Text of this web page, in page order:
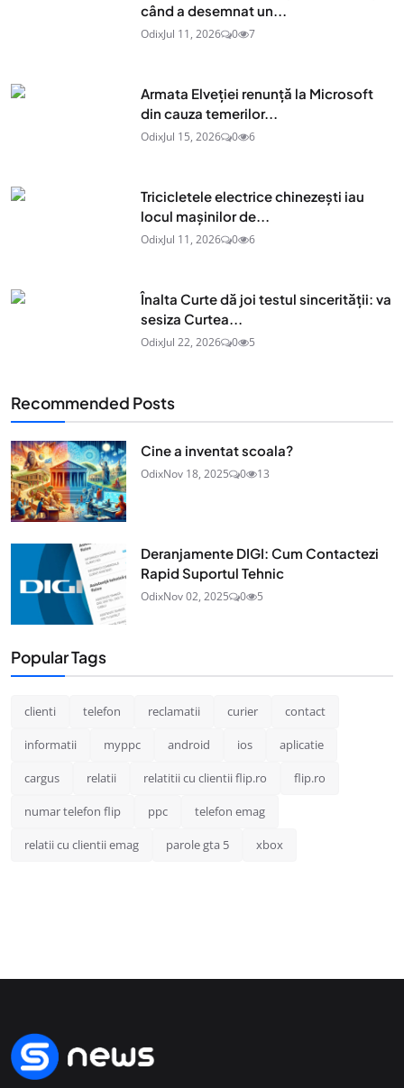
când a desemnat un...
OdixJul 11, 2026 0 7
Armata Elveției renunță la Microsoft
din cauza temerilor...
OdixJul 15, 2026 0 6
Tricicletele electrice chinezești iau
locul mașinilor de...
OdixJul 11, 2026 0 6
Înalta Curte dă joi testul sincerității: va
sesiza Curtea...
OdixJul 22, 2026 0 5
Recommended Posts
Cine a inventat scoala?
OdixNov 18, 2025 0 13
Deranjamente DIGI: Cum Contactezi
Rapid Suportul Tehnic
OdixNov 02, 2025 0 5
Popular Tags
clienti telefon reclamatii curier contact
informatii myppc android ios aplicatie
cargus relatii relatitii cu clientii flip.ro flip.ro
numar telefon flip ppc telefon emag
relatii cu clientii emag parole gta 5 xbox